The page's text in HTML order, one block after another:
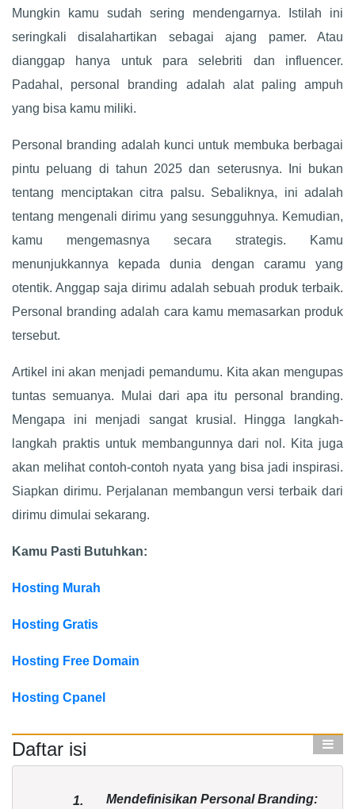
Mungkin kamu sudah sering mendengarnya. Istilah ini
seringkali disalahartikan sebagai ajang pamer. Atau
dianggap hanya untuk para selebriti dan influencer.
Padahal, personal branding adalah alat paling ampuh
yang bisa kamu miliki.
Personal branding adalah kunci untuk membuka berbagai
pintu peluang di tahun 2025 dan seterusnya. Ini bukan
tentang menciptakan citra palsu. Sebaliknya, ini adalah
tentang mengenali dirimu yang sesungguhnya. Kemudian,
kamu mengemasnya secara strategis. Kamu
menunjukkannya kepada dunia dengan caramu yang
otentik. Anggap saja dirimu adalah sebuah produk terbaik.
Personal branding adalah cara kamu memasarkan produk
tersebut.
Artikel ini akan menjadi pemandumu. Kita akan mengupas
tuntas semuanya. Mulai dari apa itu personal branding.
Mengapa ini menjadi sangat krusial. Hingga langkah-
langkah praktis untuk membangunnya dari nol. Kita juga
akan melihat contoh-contoh nyata yang bisa jadi inspirasi.
Siapkan dirimu. Perjalanan membangun versi terbaik dari
dirimu dimulai sekarang.
Kamu Pasti Butuhkan:
Hosting Murah
Hosting Gratis
Hosting Free Domain
Hosting Cpanel
Daftar isi
1.
Mendefinisikan Personal Branding: